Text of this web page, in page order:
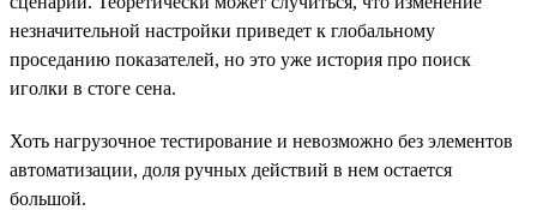
незначительной настройки приведет к глобальному
проседанию показателей, но это уже история про поиск
иголки в стоге сена.
Хоть нагрузочное тестирование и невозможно без элементов
автоматизации, доля ручных действий в нем остается
большой.